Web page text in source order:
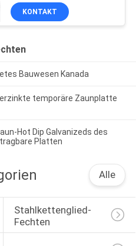
KONTAKT
Bauwesen Kanada
temporäre Zaunplatte
Hot Dip Galvanizeds des
Platten
Alle
Stahlkettenglied-
Fechten